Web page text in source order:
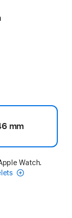
mm
Watch.